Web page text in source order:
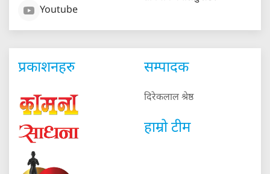
Youtube
प्रकाशनहरु सम्पादक
दिरेकलाल श्रेष्ठ
हाम्रो टीम